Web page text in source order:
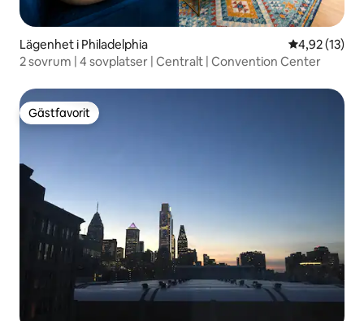
Lägenhet i Philadelphia 4,92 av 5 i
4,92 (13)
2 sovrum | 4 sovplatser | Centralt | Convention Center
Gästfavorit
Gästfavorit